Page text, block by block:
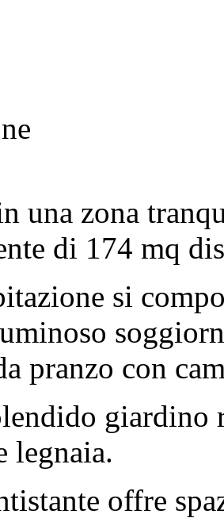
una zona
di 174 mq
si
pranzo con
giardino
legnaia.
offre